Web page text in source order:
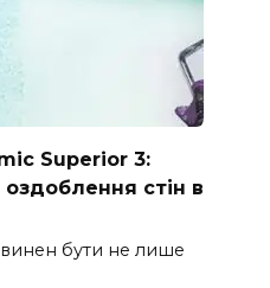
Superior 3:
стін в
бути не лише